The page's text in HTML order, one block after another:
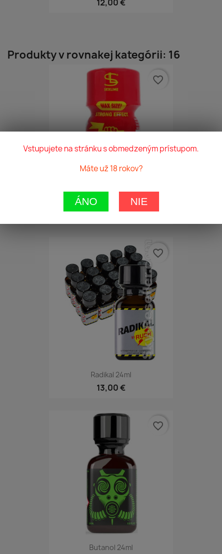
12,00 €
Produkty v rovnakej kategórii: 16
Hard Amyl Strong EFFECT 30ML
13,00 €
favorite_border
Radikal 24ml
13,00 €
favorite_border
Butanol 24ml
favorite_border
Vstupujete na stránku s obmedzeným prístupom.
Máte už 18 rokov?
ÁNO NIE